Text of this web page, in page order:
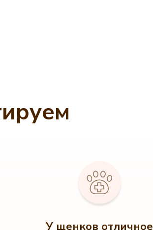
У щенков отличное